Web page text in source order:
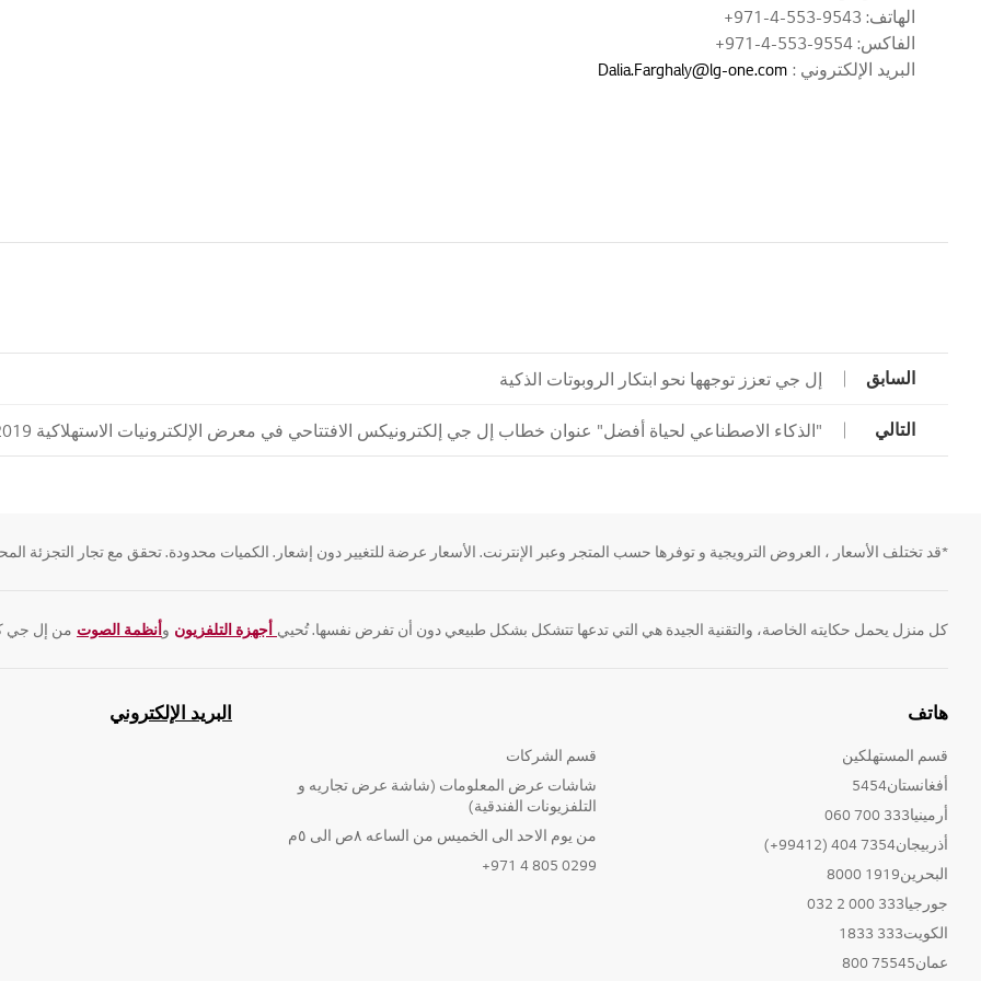
الهاتف: 9543-553-4-971+
الفاكس: 9554-553-4-971+
البريد الإلكتروني : Dalia.Farghaly@lg-one.com
السابق إل جي تعزز توجهها نحو ابتكار الروبوتات الذكية
التالي "الذكاء الاصطناعي لحياة أفضل" عنوان خطاب إل جي إلكترونيكس الافتتاحي في معرض الإلكترونيات الاستهلاكية 2019
*قد تختلف الأسعار ، العروض الترويجية و توفرها حسب المتجر وعبر الإنترنت. الأسعار عرضة للتغيير دون إشعار. الكميات محدودة. تحقق مع تجار التجزئة
كل منزل يحمل حكايته الخاصة، والتقنية الجيدة هي التي تدعها تتشكل بشكل طبيعي دون أن تفرض نفسها. تُحيي أجهزة التلفزيون وأنظمة الصوت من إل جي
هاتف
قسم المستهلكين
أفغانستان5454
أرمينيا333 700 060
أذربيجان7354 404 (99412+)
البحرين1919 8000
جورجيا333 000 2 032
الكويت333 1833
عمان75545 800
قسم الشركات
شاشات عرض المعلومات (شاشة عرض تجاريه و
التلفزيونات الفندقية)
من يوم الاحد الى الخميس من الساعه ٨ص الى ٥م
0299 805 4 971+
البريد الإلكتروني